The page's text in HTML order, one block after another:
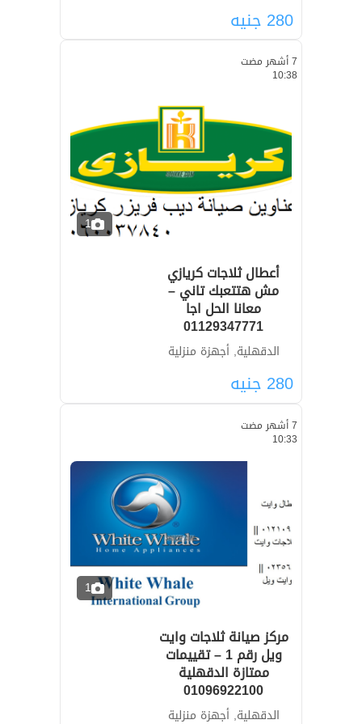
280 جنيه
7 أشهر مضت
10:38
1
أعطال ثلاجات كريازي
مش هتتعبك تاني –
معانا الحل اجا
01129347771
الدقهلية, أجهزة منزلية
280 جنيه
7 أشهر مضت
10:33
1
مركز صيانة ثلاجات وايت
ويل رقم 1 – تقييمات
ممتازة الدقهلية
01096922100
الدقهلية, أجهزة منزلية